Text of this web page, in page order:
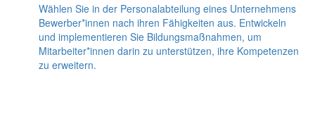
Wählen Sie in der Personalabteilung eines Unternehmens
Bewerber*innen nach ihren Fähigkeiten aus. Entwickeln
und implementieren Sie Bildungsmaßnahmen, um
Mitarbeiter*innen darin zu unterstützen, ihre Kompetenzen
zu erweitern.